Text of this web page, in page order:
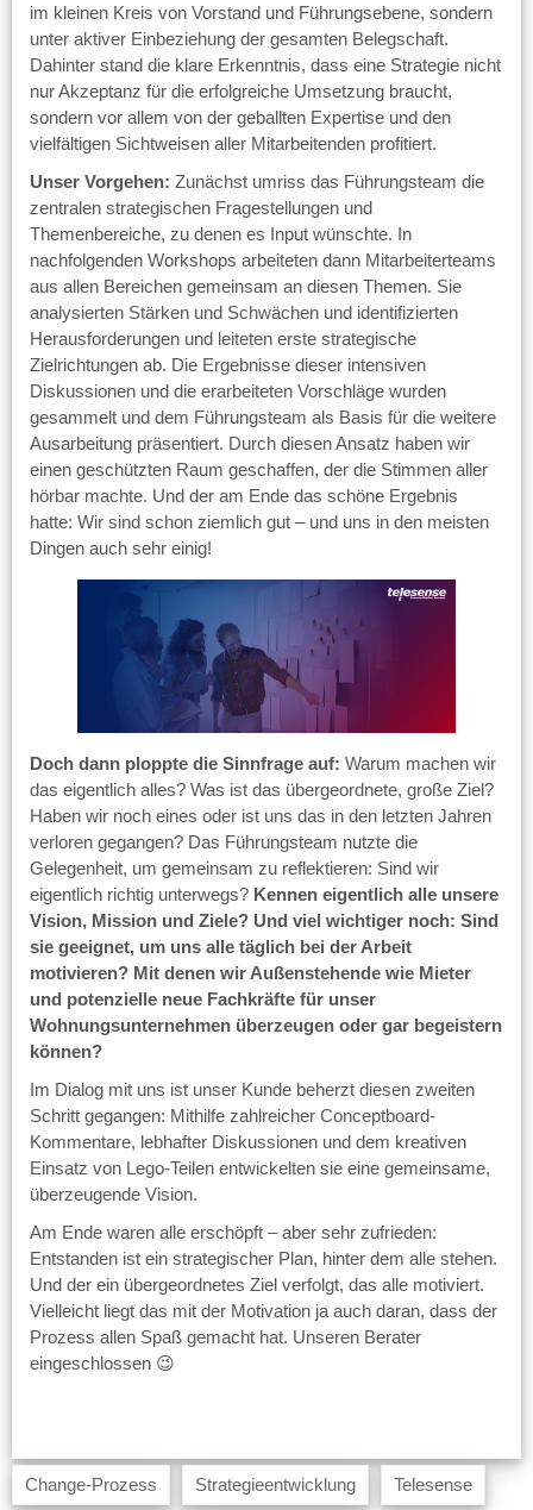
im kleinen Kreis von Vorstand und Führungsebene, sondern
unter aktiver Einbeziehung der gesamten Belegschaft.
Dahinter stand die klare Erkenntnis, dass eine Strategie nicht
nur Akzeptanz für die erfolgreiche Umsetzung braucht,
sondern vor allem von der geballten Expertise und den
vielfältigen Sichtweisen aller Mitarbeitenden profitiert.
Unser Vorgehen: Zunächst umriss das Führungsteam die
zentralen strategischen Fragestellungen und
Themenbereiche, zu denen es Input wünschte. In
nachfolgenden Workshops arbeiteten dann Mitarbeiterteams
aus allen Bereichen gemeinsam an diesen Themen. Sie
analysierten Stärken und Schwächen und identifizierten
Herausforderungen und leiteten erste strategische
Zielrichtungen ab. Die Ergebnisse dieser intensiven
Diskussionen und die erarbeiteten Vorschläge wurden
gesammelt und dem Führungsteam als Basis für die weitere
Ausarbeitung präsentiert. Durch diesen Ansatz haben wir
einen geschützten Raum geschaffen, der die Stimmen aller
hörbar machte. Und der am Ende das schöne Ergebnis
hatte: Wir sind schon ziemlich gut – und uns in den meisten
Dingen auch sehr einig!
Doch dann ploppte die Sinnfrage auf: Warum machen wir
das eigentlich alles? Was ist das übergeordnete, große Ziel?
Haben wir noch eines oder ist uns das in den letzten Jahren
verloren gegangen? Das Führungsteam nutzte die
Gelegenheit, um gemeinsam zu reflektieren: Sind wir
eigentlich richtig unterwegs? Kennen eigentlich alle unsere
Vision, Mission und Ziele? Und viel wichtiger noch: Sind
sie geeignet, um uns alle täglich bei der Arbeit
motivieren? Mit denen wir Außenstehende wie Mieter
und potenzielle neue Fachkräfte für unser
Wohnungsunternehmen überzeugen oder gar begeistern
können?
Im Dialog mit uns ist unser Kunde beherzt diesen zweiten
Schritt gegangen: Mithilfe zahlreicher Conceptboard-
Kommentare, lebhafter Diskussionen und dem kreativen
Einsatz von Lego-Teilen entwickelten sie eine gemeinsame,
überzeugende Vision.
Am Ende waren alle erschöpft – aber sehr zufrieden:
Entstanden ist ein strategischer Plan, hinter dem alle stehen.
Und der ein übergeordnetes Ziel verfolgt, das alle motiviert.
Vielleicht liegt das mit der Motivation ja auch daran, dass der
Prozess allen Spaß gemacht hat. Unseren Berater
eingeschlossen 😉
Change-Prozess Strategieentwicklung Telesense